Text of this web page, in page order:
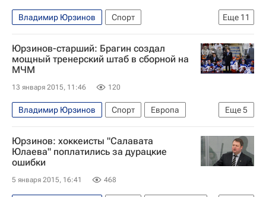
Еще 11
Владимир Юрзинов
Спорт
Республика Башкортостан
Магнитогорск
Уфа
Челябинская область
Весь мир
Уральский ФО
Приволжский ФО
Металлург (Магнитогорск)
Россия
Юрзинов-старший: Брагин создал
мощный тренерский штаб в сборной на
МЧМ
13 января 2015, 11:46 120
Еще5
Владимир Юрзинов Спорт
Европа
Весь мир
Валерий Брагин
Молодежный чемпионат мира по хоккею
Россия
Юрзинов: хоккеисты "Салавата
Юлаева" поплатились за дурацкие
ошибки
5 января 2015, 16:41 468